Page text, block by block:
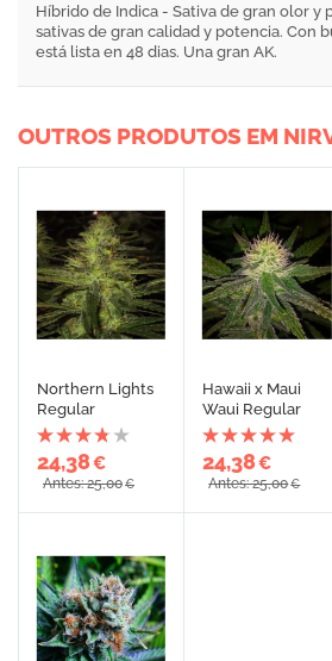
Híbrido de Indica - Sativa de gran olor y
sativas de gran calidad y potencia. Con
está lista en 48 dias. Una gran AK.
OUTROS PRODUTOS EM
Northern Lights
Regular
24,38€
Antes: 25,00€
Hawaii x Maui
Waui Regular
24,38€
Antes: 25,00€